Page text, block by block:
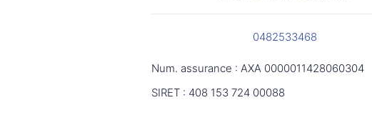
0482533468
Num. assurance : AXA 0000011428060304
SIRET : 408 153 724 00088